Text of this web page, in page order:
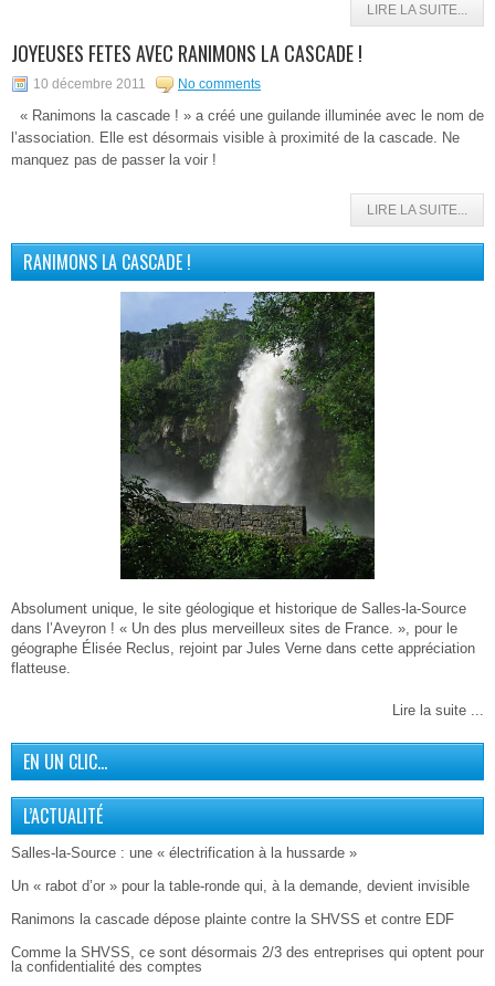
LIRE LA SUITE...
JOYEUSES FETES AVEC RANIMONS LA CASCADE !
10 décembre 2011 No comments
« Ranimons la cascade ! » a créé une guilande illuminée avec le nom de
l’association. Elle est désormais visible à proximité de la cascade. Ne
manquez pas de passer la voir !
LIRE LA SUITE...
RANIMONS LA CASCADE !
Absolument unique, le site géologique et historique de Salles-la-Source
dans l’Aveyron ! « Un des plus merveilleux sites de France. », pour le
géographe Élisée Reclus, rejoint par Jules Verne dans cette appréciation
flatteuse.
Lire la suite ...
EN UN CLIC…
L’ACTUALITÉ
Salles-la-Source : une « électrification à la hussarde »
Un « rabot d’or » pour la table-ronde qui, à la demande, devient invisible
Ranimons la cascade dépose plainte contre la SHVSS et contre EDF
Comme la SHVSS, ce sont désormais 2/3 des entreprises qui optent pour
la confidentialité des comptes